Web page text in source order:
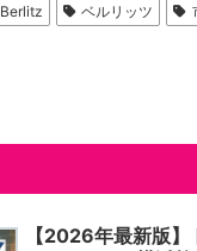
Berlitz ベルリッツ
【2026年最新版】